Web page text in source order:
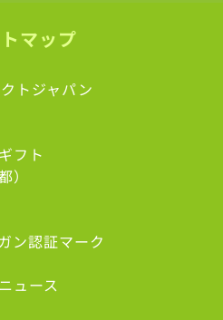
マップ
トジャパン
フト
ン認証マーク
ュース